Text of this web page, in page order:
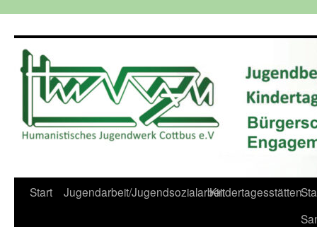
Start Jugendarbeit/JugendsozialarbeitKindertagesstätten